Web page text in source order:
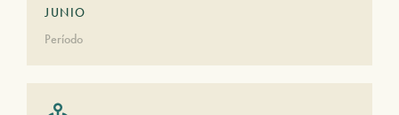
JUNIO
Período